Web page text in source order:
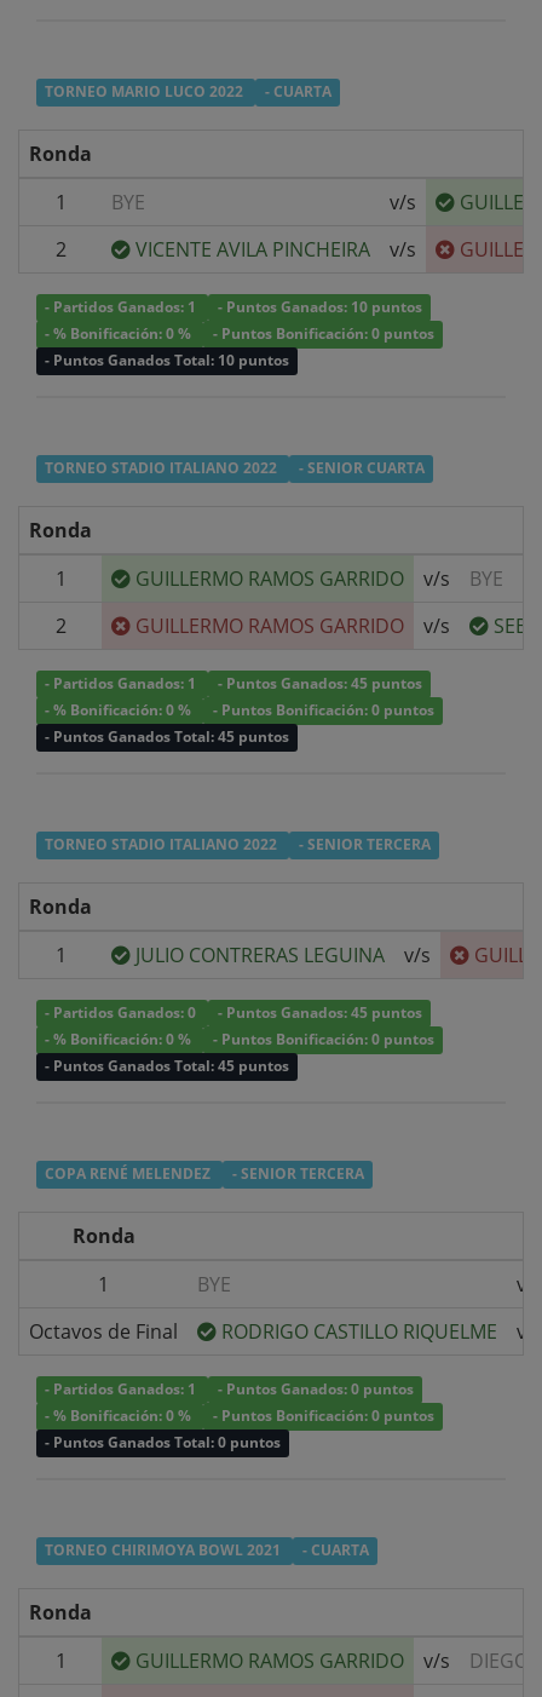
TORNEO MARIO LUCO 2022 - CUARTA
Ronda
1
BYE v/s
2
VICENTE AVILA PINCHEIRA v/s
- Partidos Ganados: 1
- Puntos Ganados: 10 puntos
- % Bonificación: 0 %
- Puntos Bonificación: 0 puntos
- Puntos Ganados Total: 10 puntos
TORNEO STADIO ITALIANO 2022 - SENIOR CUARTA
Ronda
1
GUILLERMO RAMOS GARRIDO v/s
BYE
2
GUILLERMO RAMOS GARRIDO v/s
- Partidos Ganados: 1
- Puntos Ganados: 45 puntos
- % Bonificación: 0 %
- Puntos Bonificación: 0 puntos
- Puntos Ganados Total: 45 puntos
TORNEO STADIO ITALIANO 2022 - SENIOR TERCERA
Ronda
1
JULIO CONTRERAS LEGUINA v/s
- Partidos Ganados: 0
- Puntos Ganados: 45 puntos
- % Bonificación: 0 %
- Puntos Bonificación: 0 puntos
- Puntos Ganados Total: 45 puntos
COPA RENÉ MELENDEZ - SENIOR TERCERA
Ronda
1
BYE
v/s
Octavos de Final
RODRIGO CASTILLO RIQUELME v/s
- Partidos Ganados: 1
- Puntos Ganados: 0 puntos
- % Bonificación: 0 %
- Puntos Bonificación: 0 puntos
- Puntos Ganados Total: 0 puntos
TORNEO CHIRIMOYA BOWL 2021 - CUARTA
Ronda
1
GUILLERMO RAMOS GARRIDO v/s
DIEGO